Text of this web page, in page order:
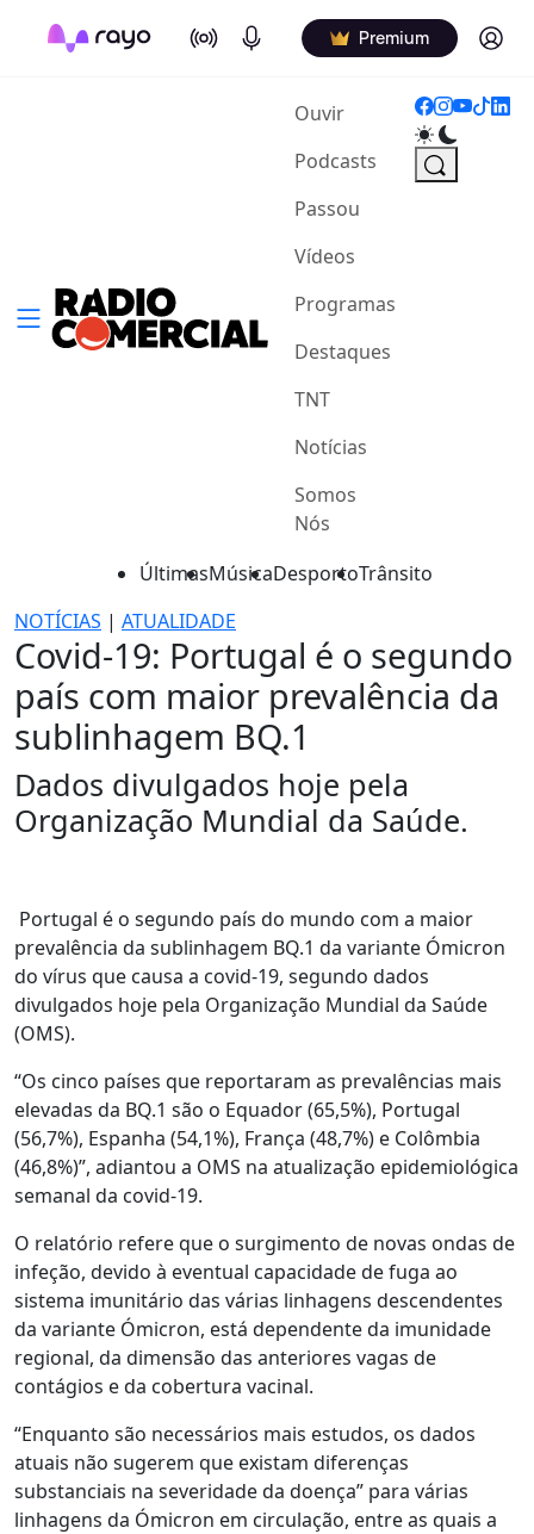
On Air Podcasts Premium Log in
Ouvir(current)
Podcasts
Passou
Vídeos
Programas
Destaques
TNT
Notícias
Somos
Nós
ÚltimasMúsicaDesportoTrânsito
NOTÍCIAS | ATUALIDADE
Covid-19: Portugal é o segundo
país com maior prevalência da
sublinhagem BQ.1
Dados divulgados hoje pela
Organização Mundial da Saúde.
Portugal é o segundo país do mundo com a maior
prevalência da sublinhagem BQ.1 da variante Ómicron
do vírus que causa a covid-19, segundo dados
divulgados hoje pela Organização Mundial da Saúde
(OMS).
“Os cinco países que reportaram as prevalências mais
elevadas da BQ.1 são o Equador (65,5%), Portugal
(56,7%), Espanha (54,1%), França (48,7%) e Colômbia
(46,8%)”, adiantou a OMS na atualização epidemiológica
semanal da covid-19.
O relatório refere que o surgimento de novas ondas de
infeção, devido à eventual capacidade de fuga ao
sistema imunitário das várias linhagens descendentes
da variante Ómicron, está dependente da imunidade
regional, da dimensão das anteriores vagas de
contágios e da cobertura vacinal.
“Enquanto são necessários mais estudos, os dados
atuais não sugerem que existam diferenças
substanciais na severidade da doença” para várias
linhagens da Ómicron em circulação, entre as quais a